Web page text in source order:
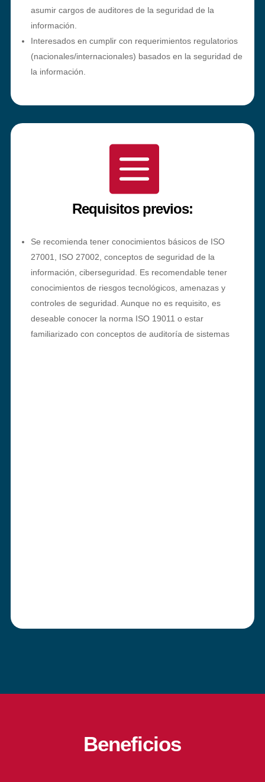
asumir cargos de auditores de la seguridad de la
información.
Interesados en cumplir con requerimientos regulatorios
(nacionales/internacionales) basados en la seguridad de
la información.

Requisitos previos:
Se recomienda tener conocimientos básicos de ISO
27001, ISO 27002, conceptos de seguridad de la
información, ciberseguridad. Es recomendable tener
conocimientos de riesgos tecnológicos, amenazas y
controles de seguridad. Aunque no es requisito, es
deseable conocer la norma ISO 19011 o estar
familiarizado con conceptos de auditoría de sistemas
Beneficios